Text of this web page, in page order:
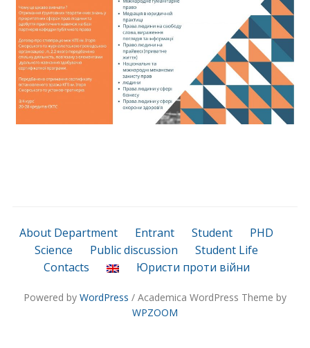
About Department Entrant Student
PHD
Science
Public discussion
Student Life
Contacts
Юристи проти війни
Powered by WordPress / Academica WordPress Theme by
WPZOOM